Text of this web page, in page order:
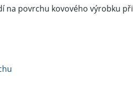
na povrchu kovového výrobku při